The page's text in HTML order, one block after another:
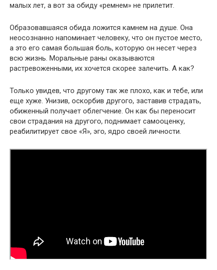
малых лет, а вот за обиду «ремнем» не прилетит.
Образовавшаяся обида ложится камнем на душе. Она
неосознанно напоминает человеку, что он пустое место,
а это его самая большая боль, которую он несет через
всю жизнь. Моральные раны оказываются
растревоженными, их хочется скорее залечить. А как?
Только увидев, что другому так же плохо, как и тебе, или
еще хуже. Унизив, оскорбив другого, заставив страдать,
обиженный получает облегчение. Он как бы переносит
свои страдания на другого, поднимает самооценку,
реабилитирует свое «Я», эго, ядро своей личности.